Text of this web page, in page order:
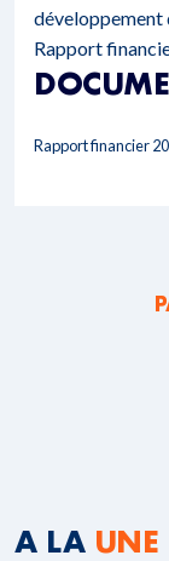
développement
Rapport
Rapport financier
A LA UNE